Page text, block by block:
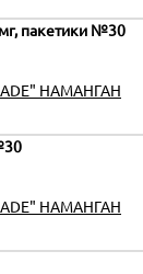
пакетики №30
НАМАНГАН
НАМАНГАН